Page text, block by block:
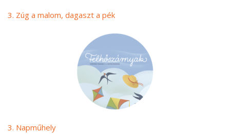
3. Zúg a malom, dagaszt a pék
3. Napműhely